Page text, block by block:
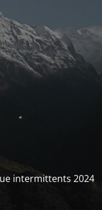
intermittents 2024